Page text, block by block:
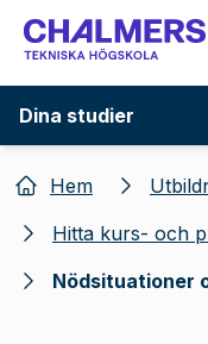
Gå
Dina studier
Hem
Hitta kurs- och
Nödsituationer